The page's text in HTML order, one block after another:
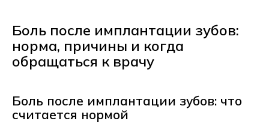
Боль после имплантации зубов:
норма, причины и когда
обращаться к врачу
Боль после имплантации зубов: что
считается нормой